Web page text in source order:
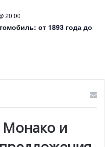
в
20:00
от 1893 года до
Монако и